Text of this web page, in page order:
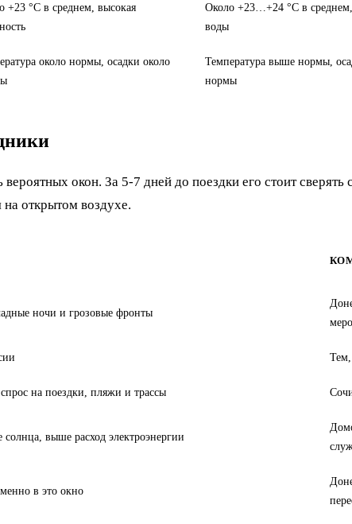
+23 °C в среднем, высокая
Около +23…+24 °C в
воды
около нормы, осадки около
Температура выше нормы,
нормы
окон. За 5-7 дней до поездки его стоит
открытом воздухе.
ночи и грозовые фронты
на поездки, пляжи и трассы
выше расход электроэнергии
в это окно